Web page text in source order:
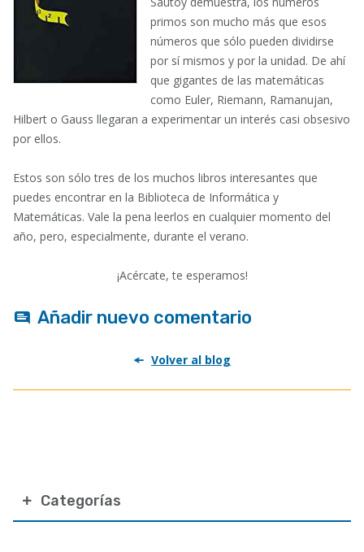
Categorías
primos son mucho más que esos
números que sólo pueden dividirse
por sí mismos y por la unidad. De ahí
que gigantes de las matemáticas
como Euler, Riemann, Ramanujan,
Hilbert o Gauss llegaran a experimentar un interés casi obsesivo
por ellos.
Estos son sólo tres de los muchos libros interesantes que
puedes encontrar en la Biblioteca de Informática y
Matemáticas. Vale la pena leerlos en cualquier momento del
año, pero, especialmente, durante el verano.
¡Acércate, te esperamos!
Añadir nuevo comentario
Volver al blog